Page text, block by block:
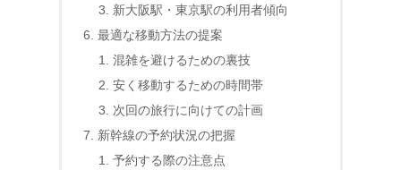
新大阪駅・東京駅の利用者傾向
最適な移動方法の提案
混雑を避けるための裏技
安く移動するための時間帯
次回の旅行に向けての計画
新幹線の予約状況の把握
予約する際の注意点